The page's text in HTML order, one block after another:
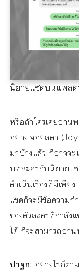
นิยายแชตบนแพล
หรือถ้าใครเคยอ่า
อย่าง จอยลดา
มาบ้างแล้ว ก็อาจจะ
บทละครกับนิยายแ
ดำเนินเรื่องที่มีเพีย
แชตก็จะมีข้อความ
ของตัวละครที่กำลัง
ได้ ก็จะสามารถอ่า
ปาฐก: อย่างไรก็ต